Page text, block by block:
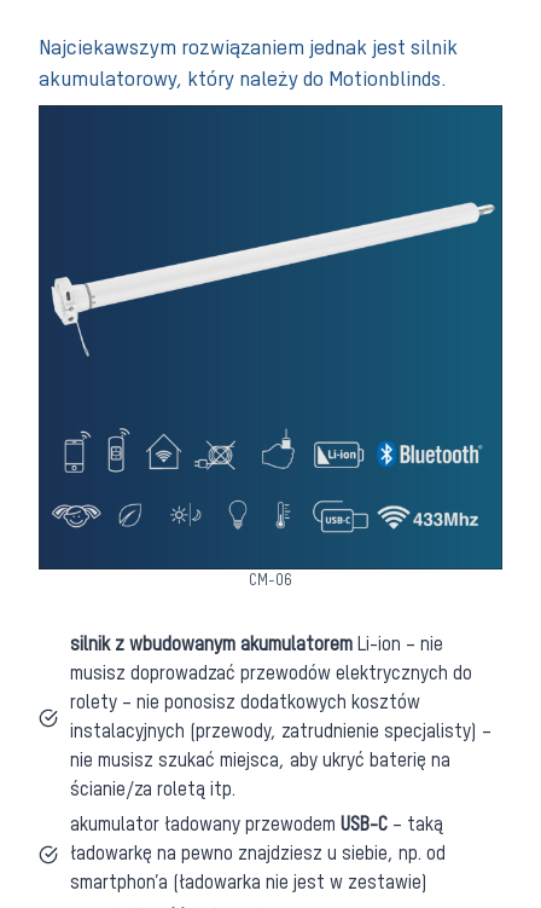
Najciekawszym rozwiązaniem jednak jest silnik
akumulatorowy, który należy do Motionblinds.
CM-06
silnik z wbudowanym akumulatorem Li-ion – nie
musisz doprowadzać przewodów elektrycznych do
rolety – nie ponosisz dodatkowych kosztów
instalacyjnych (przewody, zatrudnienie specjalisty) –
nie musisz szukać miejsca, aby ukryć baterię na
ścianie/za roletą itp.
akumulator ładowany przewodem USB-C – taką
ładowarkę na pewno znajdziesz u siebie, np. od
smartphon’a (ładowarka nie jest w zestawie)